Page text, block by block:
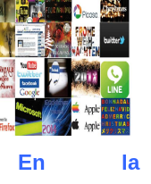
En la